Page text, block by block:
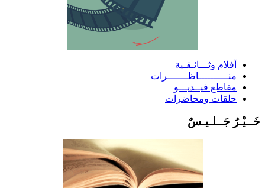
أفلام وثـــائـقـية
منــــــــــاظـــــــرات
مقاطع فيــديـــو
حلقات ومحاضرات
جَــلـيـسٌ